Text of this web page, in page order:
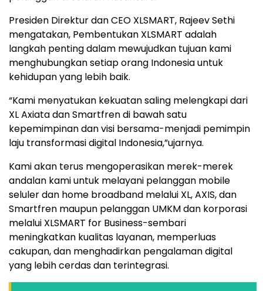
Presiden Direktur dan CEO XLSMART, Rajeev Sethi
mengatakan, Pembentukan XLSMART adalah
langkah penting dalam mewujudkan tujuan kami
menghubungkan setiap orang Indonesia untuk
kehidupan yang lebih baik.
“Kami menyatukan kekuatan saling melengkapi dari
XL Axiata dan Smartfren di bawah satu
kepemimpinan dan visi bersama-menjadi pemimpin
laju transformasi digital Indonesia,”ujarnya.
Kami akan terus mengoperasikan merek-merek
andalan kami untuk melayani pelanggan mobile
seluler dan home broadband melalui XL, AXIS, dan
Smartfren maupun pelanggan UMKM dan korporasi
melalui XLSMART for Business-sembari
meningkatkan kualitas layanan, memperluas
cakupan, dan menghadirkan pengalaman digital
yang lebih cerdas dan terintegrasi.